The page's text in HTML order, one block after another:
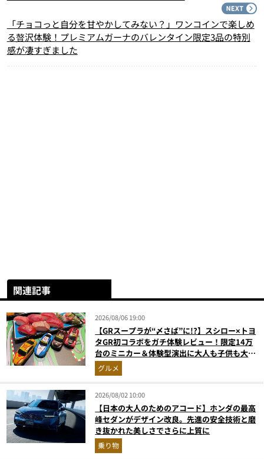
「チョコっと自分を甘やかしてみない？」ワンコインで楽しめ
る贅沢体験！プレミアムガーナのバレンタイン限定3品の特別
感が凄すぎました
関連記事
2026/08/06 19:00
【GRスープラが“〆さば”に!?】スシロー×トヨ
タGR初コラボをガチ体験レビュー！限定14万
台のミニカー＆体験型演出に大人も子供も大興
奮間違いなし
グルメ
2026/08/02 10:00
【日本の大人のためのアコード】ホンダの最高
峰セダンがデザイン改良。先進の安全技術と磨
き抜かれた美しさでさらに上質に
乗り物